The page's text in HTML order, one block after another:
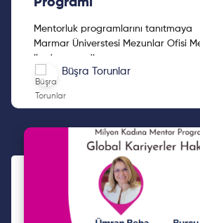
Mentorluk programlarını tanıtmaya
Marmar Üniverstesi Mezunlar Ofisi
ile devam ediyoruz.
Büşra Torunlar